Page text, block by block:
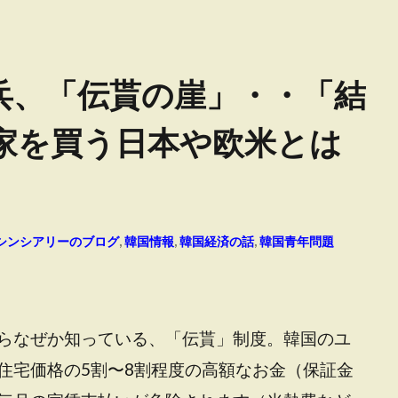
「伝貰の崖」・・「結
を買う日本や欧米とは
ンシアリーのブログ,韓国情報,韓国経済の話,韓国青年問題
なぜか知っている、「伝貰」制度。韓国のユ
宅価格の5割〜8割程度の高額なお金（保証金